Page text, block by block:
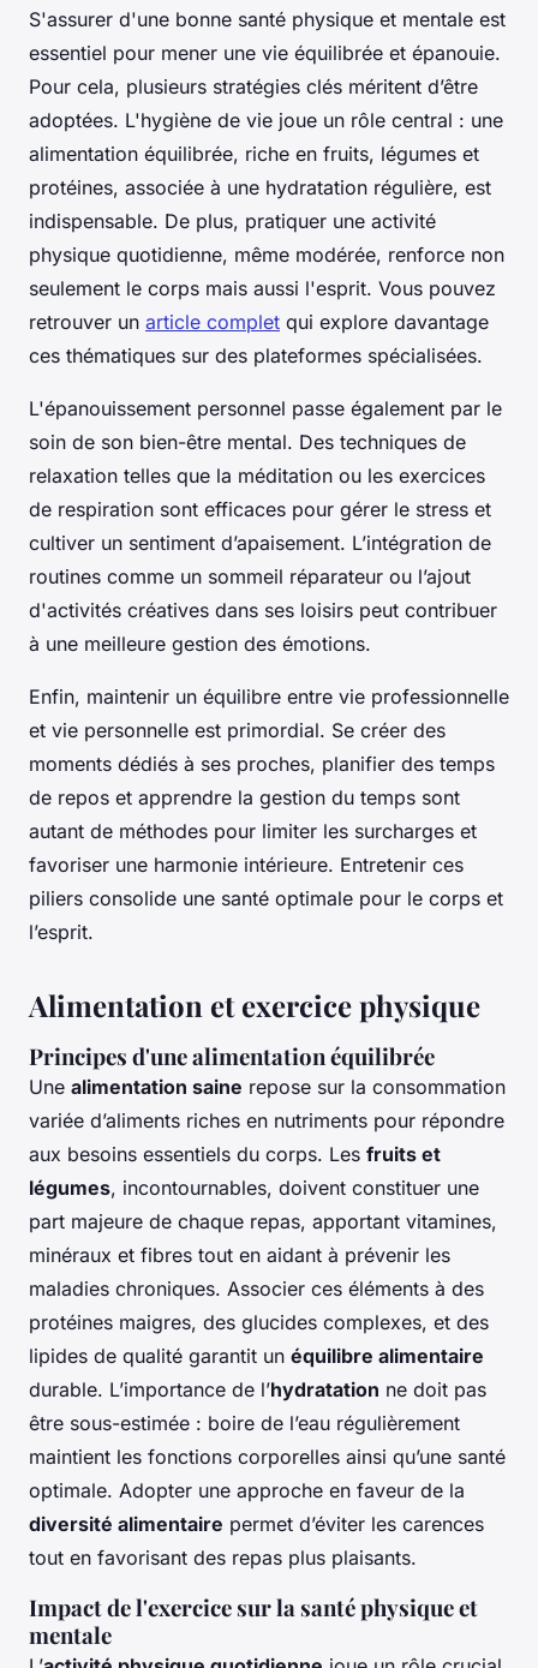
S'assurer d'une bonne santé physique et mentale est
essentiel pour mener une vie équilibrée et épanouie.
Pour cela, plusieurs stratégies clés méritent d’être
adoptées. L'hygiène de vie joue un rôle central : une
alimentation équilibrée, riche en fruits, légumes et
protéines, associée à une hydratation régulière, est
indispensable. De plus, pratiquer une activité
physique quotidienne, même modérée, renforce non
seulement le corps mais aussi l'esprit. Vous pouvez
retrouver un article complet qui explore davantage
ces thématiques sur des plateformes spécialisées.
L'épanouissement personnel passe également par le
soin de son bien-être mental. Des techniques de
relaxation telles que la méditation ou les exercices
de respiration sont efficaces pour gérer le stress et
cultiver un sentiment d’apaisement. L’intégration de
routines comme un sommeil réparateur ou l’ajout
d'activités créatives dans ses loisirs peut contribuer
à une meilleure gestion des émotions.
Enfin, maintenir un équilibre entre vie professionnelle
et vie personnelle est primordial. Se créer des
moments dédiés à ses proches, planifier des temps
de repos et apprendre la gestion du temps sont
autant de méthodes pour limiter les surcharges et
favoriser une harmonie intérieure. Entretenir ces
piliers consolide une santé optimale pour le corps et
l’esprit.
Alimentation et exercice physique
Principes d'une alimentation équilibrée
Une alimentation saine repose sur la consommation
variée d’aliments riches en nutriments pour répondre
aux besoins essentiels du corps. Les fruits et
légumes, incontournables, doivent constituer une
part majeure de chaque repas, apportant vitamines,
minéraux et fibres tout en aidant à prévenir les
maladies chroniques. Associer ces éléments à des
protéines maigres, des glucides complexes, et des
lipides de qualité garantit un équilibre alimentaire
durable. L’importance de l’hydratation ne doit pas
être sous-estimée : boire de l’eau régulièrement
maintient les fonctions corporelles ainsi qu’une santé
optimale. Adopter une approche en faveur de la
diversité alimentaire permet d’éviter les carences
tout en favorisant des repas plus plaisants.
Impact de l'exercice sur la santé physique et
mentale